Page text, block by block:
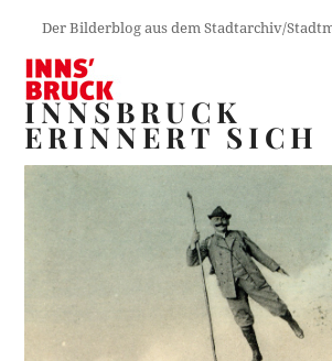
Der Bilderblog aus dem Stadtarchiv/
INNSBRUCK
ERINNERT SICH